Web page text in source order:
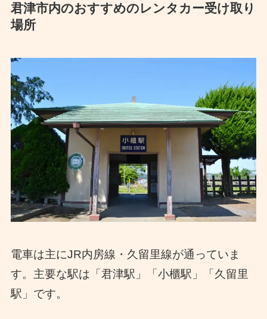
君津市内のおすすめのレンタカー受け取り
場所
電車は主にJR内房線・久留里線が通っていま
す。主要な駅は「君津駅」「小櫃駅」「久留里
駅」です。